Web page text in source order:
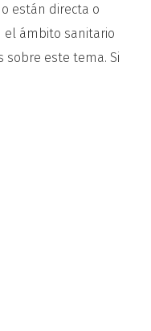
están directa o
el ámbito sanitario
este tema. Si